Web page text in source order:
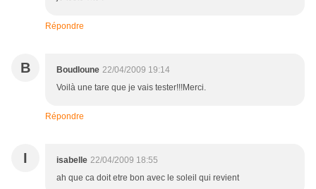
Répondre
B Boudloune 22/04/2009 19:14
Voilà une tare que je vais tester!!!Merci.
Répondre
I isabelle 22/04/2009 18:55
ah que ca doit etre bon avec le soleil qui revient